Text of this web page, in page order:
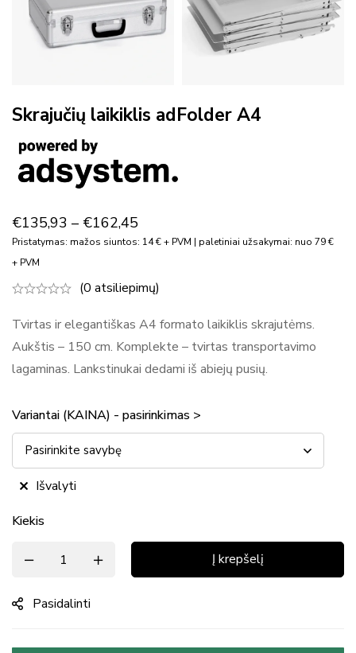
Skrajučių laikiklis adFolder A4
€135,93 – €162,45
Pristatymas: mažos siuntos: 14 € + PVM | paletiniai užsakymai: nuo 79 €
+ PVM
(0 atsiliepimų)
Tvirtas ir elegantiškas A4 formato laikiklis skrajutėms.
Aukštis – 150 cm. Komplekte – tvirtas transportavimo
lagaminas. Lankstinukai dedami iš abiejų pusių.
Variantai (KAINA) - pasirinkimas >
Išvalyti
Kiekis
Į krepšelį
Pasidalinti